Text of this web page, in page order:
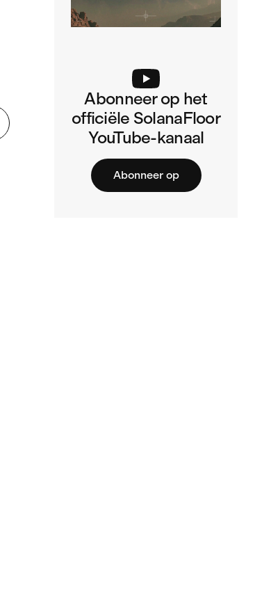
Abonneer op het
officiële SolanaFloor
YouTube-kanaal
Abonneer op